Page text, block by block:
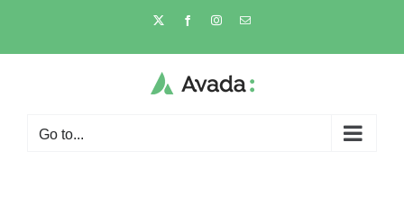
content
X FacebookInstagramEmail
Go to...